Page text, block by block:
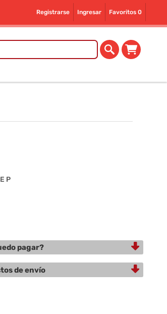
Registrarse Ingresar Favoritos 0
P
pagar?
de envío